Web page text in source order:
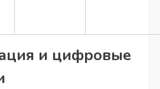
и цифровые